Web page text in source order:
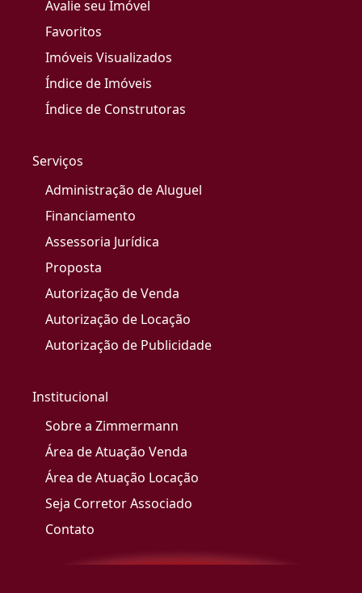
Avalie seu Imóvel
Favoritos
Imóveis Visualizados
Índice de Imóveis
Índice de Construtoras
Serviços
Administração de Aluguel
Financiamento
Assessoria Jurídica
Proposta
Autorização de Venda
Autorização de Locação
Autorização de Publicidade
Institucional
Sobre a Zimmermann
Área de Atuação Venda
Área de Atuação Locação
Seja Corretor Associado
Contato